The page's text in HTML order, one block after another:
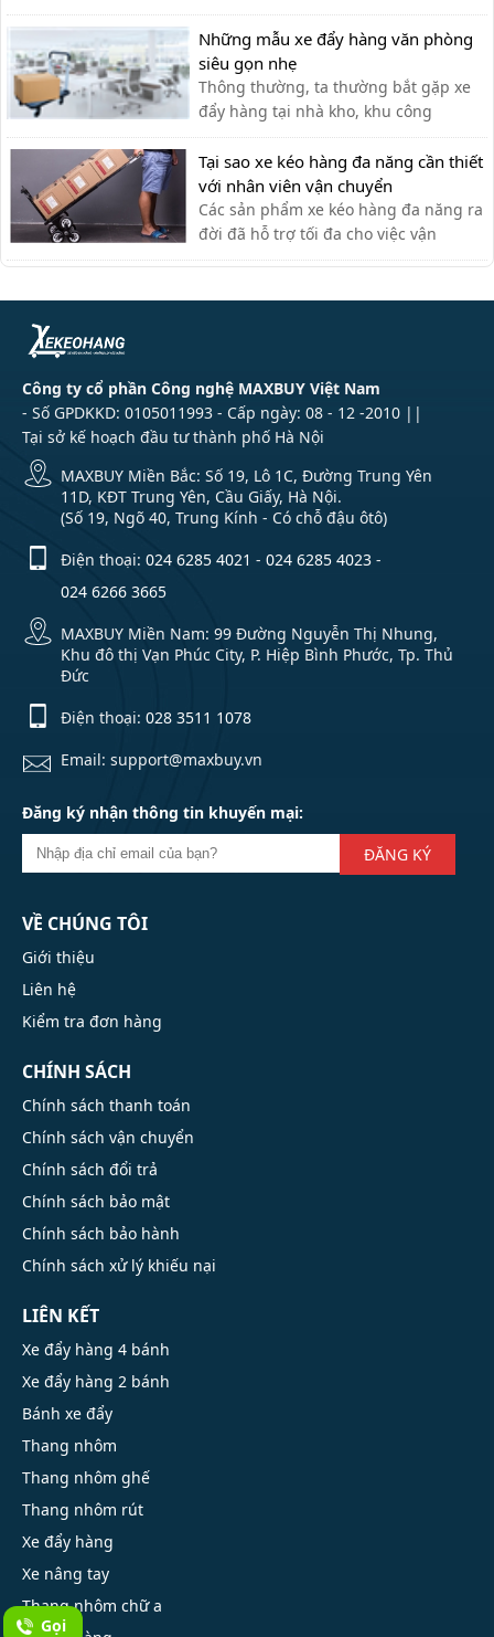
kéo hàng tự chế có ưu nhược điểm gì,
có nên dùng hay không?
Những mẫu xe đẩy hàng văn phòng
siêu gọn nhẹ
Thông thường, ta thường bắt gặp xe
đẩy hàng tại nhà kho, khu công
nghiệp, siêu thị,… với lượng hàng hóa
cần di chuyển lớn. Tuy nhiên, xe đẩy
hàng cũng có thể được sử dụng tạo
văn phòng cho nhiều công việc khác
nhau như: chở tài liệu, chở bình n...
Tại sao xe kéo hàng đa năng cần thiết
với nhân viên vận chuyển
Các sản phẩm xe kéo hàng đa năng ra
đời đã hỗ trợ tối đa cho việc vận
chuyển thủ công của nhân viên vận
lực.
Công ty cổ phần Công nghệ MAXBUY Việt Nam
- Số GPDKKD: 0105011993 - Cấp ngày: 08 - 12 -2010 ||
Tại sở kế hoạch đầu tư thành phố Hà Nội
MAXBUY Miền Bắc: Số 19, Lô 1C, Đường Trung Yên
11D, KĐT Trung Yên, Cầu Giấy, Hà Nội.
(Số 19, Ngõ 40, Trung Kính - Có chỗ đậu ôtô)
Điện thoại: 024 6285 4021 - 024 6285 4023 -
024 6266 3665
MAXBUY Miền Nam: 99 Đường Nguyễn Thị Nhung,
Khu đô thị Vạn Phúc City, P. Hiệp Bình Phước, Tp. Thủ
Đức
Điện thoại: 028 3511 1078
Email: support@maxbuy.vn
Đăng ký nhận thông tin khuyến mại:
ĐĂNG KÝ
VỀ CHÚNG TÔI
Giới thiệu
Liên hệ
Kiểm tra đơn hàng
CHÍNH SÁCH
Chính sách thanh toán
Chính sách vận chuyển
Chính sách đổi trả
Chính sách bảo mật
Chính sách bảo hành
Chính sách xử lý khiếu nại
LIÊN KẾT
Xe đẩy hàng 4 bánh
Xe đẩy hàng 2 bánh
Bánh xe đẩy
Thang nhôm
Thang nhôm ghế
Thang nhôm rút
Xe đẩy hàng
Xe nâng tay
Thang nhôm chữ a
Gọi